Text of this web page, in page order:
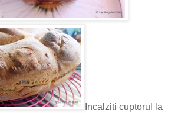
Incalziti cuptorul la